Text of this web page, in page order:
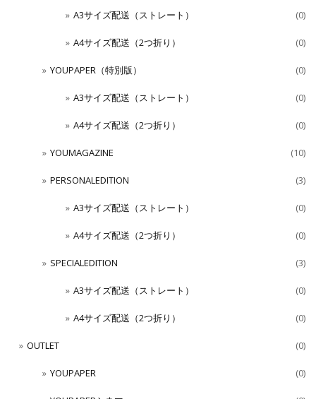
A3サイズ配送（ストレート） (0)
A4サイズ配送（2つ折り） (0)
YOUPAPER（特別版） (0)
A3サイズ配送（ストレート） (0)
A4サイズ配送（2つ折り） (0)
YOUMAGAZINE (10)
PERSONALEDITION (3)
A3サイズ配送（ストレート） (0)
A4サイズ配送（2つ折り） (0)
SPECIALEDITION (3)
A3サイズ配送（ストレート） (0)
A4サイズ配送（2つ折り） (0)
OUTLET (0)
YOUPAPER (0)